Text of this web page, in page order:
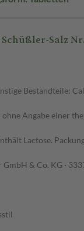
Salz
Bestandteile:
Angabe einer
Lactose.
& Co. KG ·